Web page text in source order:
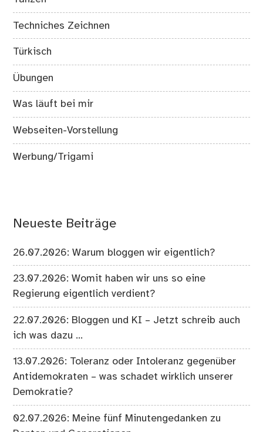
Techniches Zeichnen
Türkisch
Übungen
Was läuft bei mir
Webseiten-Vorstellung
Werbung/Trigami
Neueste Beiträge
26.07.2026: Warum bloggen wir eigentlich?
23.07.2026: Womit haben wir uns so eine
Regierung eigentlich verdient?
22.07.2026: Bloggen und KI – Jetzt schreib auch
ich was dazu …
13.07.2026: Toleranz oder Intoleranz gegenüber
Antidemokraten – was schadet wirklich unserer
Demokratie?
02.07.2026: Meine fünf Minutengedanken zu